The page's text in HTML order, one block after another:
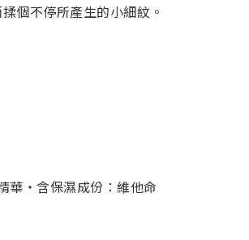
個不停所產生的小細紋。
華‧含保濕成份：維他命